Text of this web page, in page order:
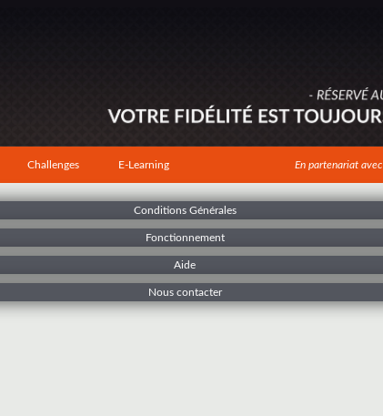
Challenges E-Learning En partenariat avec
Conditions Générales
Fonctionnement
Aide
Nous contacter